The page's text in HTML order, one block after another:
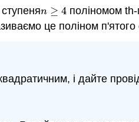
ступеняn ≥ 4
n≥4 поліномом th-
це поліном п'ятого
і дайте